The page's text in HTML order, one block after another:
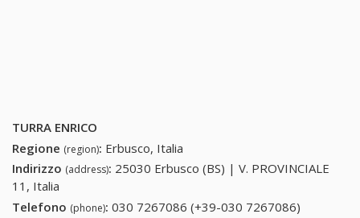
TURRA ENRICO
Regione (region): Erbusco, Italia
Indirizzo (address): 25030 Erbusco (BS) | V. PROVINCIALE
11, Italia
Telefono (phone): 030 7267086 (+39-030 7267086)